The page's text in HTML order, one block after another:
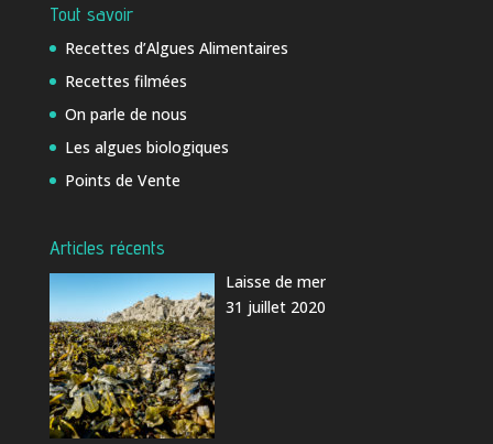
Tout savoir
Recettes d’Algues Alimentaires
Recettes filmées
On parle de nous
Les algues biologiques
Points de Vente
Articles récents
Laisse de mer
31 juillet 2020